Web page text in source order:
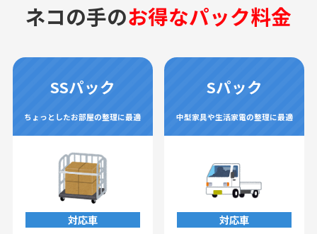
ネコの手のお得なパック料金
SSパック
ちょっとしたお部屋の整理に最適
対応車
Sパック
中型家具や生活家電の整理に最適
対応車